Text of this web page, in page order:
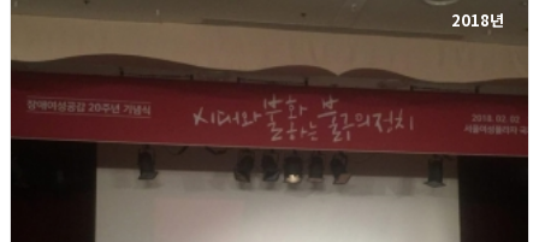
2018년